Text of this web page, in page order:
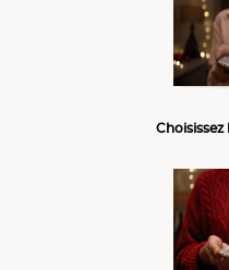
Choisissez